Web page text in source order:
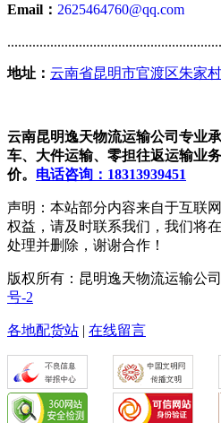
Email： 2625464760@qq.com
地址： 云南省昆明市官渡区朱家
云南昆明逸天物流运输公司专业
车、大件运输、零担往返运输业
价。 电话咨询：18313939451
声明：本站部分内容来自于互联
权益，请及时联系我们，我们将
处理并删除，谢谢合作！
版权所有：昆明逸天物流运输公司
号-2
各地配货站 | 在线留言